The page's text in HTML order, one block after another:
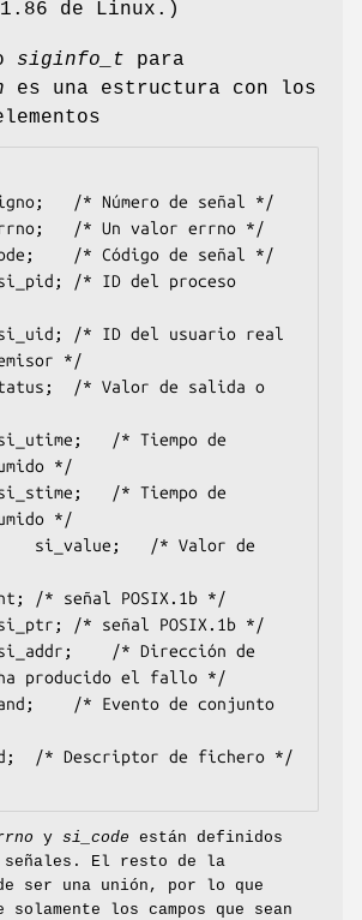
de Linux.)
siginfo_t para
es una estructura con los
*/
*/
*/
ha producido el fallo */
y si_code están definidos
señales. El resto de la
ser una unión, por lo que
los campos que sean